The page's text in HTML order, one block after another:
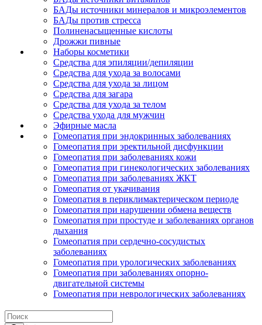
БАДы источники минералов и микроэлементов
БАДы против стресса
Полиненасыщенные кислоты
Дрожжи пивные
Наборы косметики
Средства для эпиляции/депиляции
Средства для ухода за волосами
Средства для ухода за лицом
Средства для загара
Средства для ухода за телом
Средства ухода для мужчин
Эфирные масла
Гомеопатия при эндокринных заболеваниях
Гомеопатия при эректильной дисфункции
Гомеопатия при заболеваниях кожи
Гомеопатия при гинекологических заболеваниях
Гомеопатия при заболеваниях ЖКТ
Гомеопатия от укачивания
Гомеопатия в периклимактерическом периоде
Гомеопатия при нарушении обмена веществ
Гомеопатия при простуде и заболеваниях органов
дыхания
Гомеопатия при сердечно-сосудистых
заболеваниях
Гомеопатия при урологических заболеваниях
Гомеопатия при заболеваниях опорно-
двигательной системы
Гомеопатия при неврологических заболеваниях